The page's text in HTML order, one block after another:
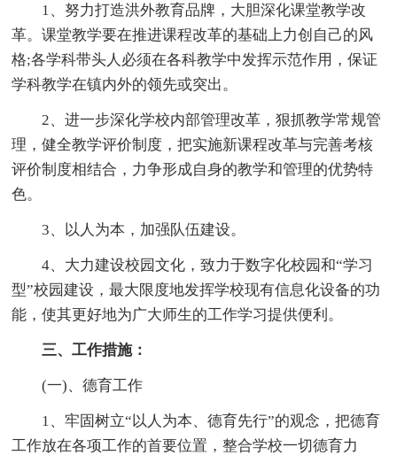
1、努力打造洪外教育品牌，大胆深化课堂教学改
革。课堂教学要在推进课程改革的基础上力创自己的风
格;各学科带头人必须在各科教学中发挥示范作用，保证
学科教学在镇内外的领先或突出。
2、进一步深化学校内部管理改革，狠抓教学常规管
理，健全教学评价制度，把实施新课程改革与完善考核
评价制度相结合，力争形成自身的教学和管理的优势特
色。
3、以人为本，加强队伍建设。
4、大力建设校园文化，致力于数字化校园和“学习
型”校园建设，最大限度地发挥学校现有信息化设备的功
能，使其更好地为广大师生的工作学习提供便利。
三、工作措施：
(一)、德育工作
1、牢固树立“以人为本、德育先行”的观念，把德育
工作放在各项工作的首要位置，整合学校一切德育力